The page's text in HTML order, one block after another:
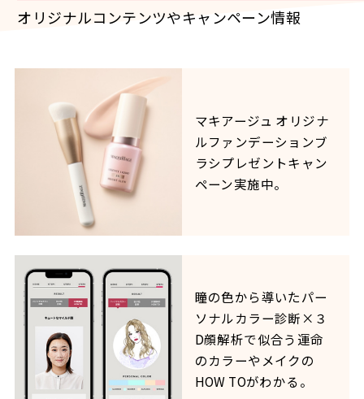
オリジナルコンテンツやキャンペーン情報
マキアージュ オリジナ
ルファンデーションブ
ラシプレゼントキャン
ペーン実施中。
瞳の色から導いたパー
ソナルカラー診断×３
D顔解析で似合う運命
のカラーやメイクの
HOW TOがわかる。